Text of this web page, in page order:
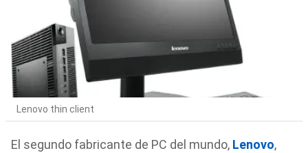
Lenovo thin client
El segundo fabricante de PC del mundo, Lenovo,